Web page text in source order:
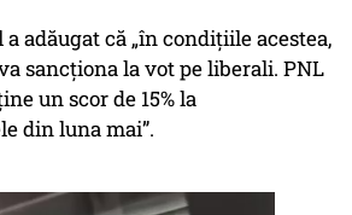
adăugat că „în condițiile acestea,
sancționa la vot pe liberali. PNL
un scor de 15% la
din luna mai”.